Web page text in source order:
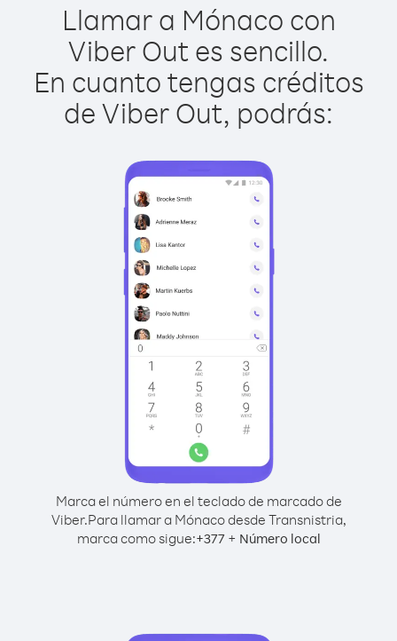
Llamar a Mónaco con
Viber Out es sencillo.
En cuanto tengas créditos
de Viber Out, podrás:
Marca el número en el teclado de marcado de
Viber.Para llamar a Mónaco desde Transnistria,
marca como sigue:+377+ Número local